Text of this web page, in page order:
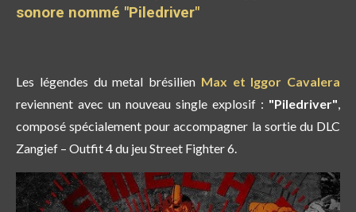
sonore nommé "Piledriver"
Les légendes du metal brésilien Max et Iggor Cavalera
reviennent avec un nouveau single explosif : "Piledriver",
composé spécialement pour accompagner la sortie du DLC
Zangief – Outfit 4 du jeu Street Fighter 6.